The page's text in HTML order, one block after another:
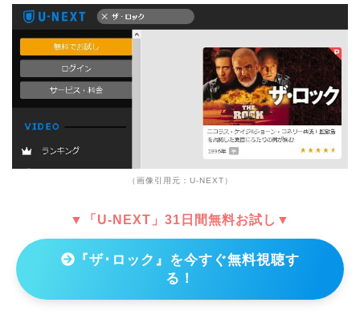
（画像引用元：U-NEXT）
▼「U-NEXT」31日間無料お試し▼
『ザ･ロック』を今すぐ無料視聴す
る！